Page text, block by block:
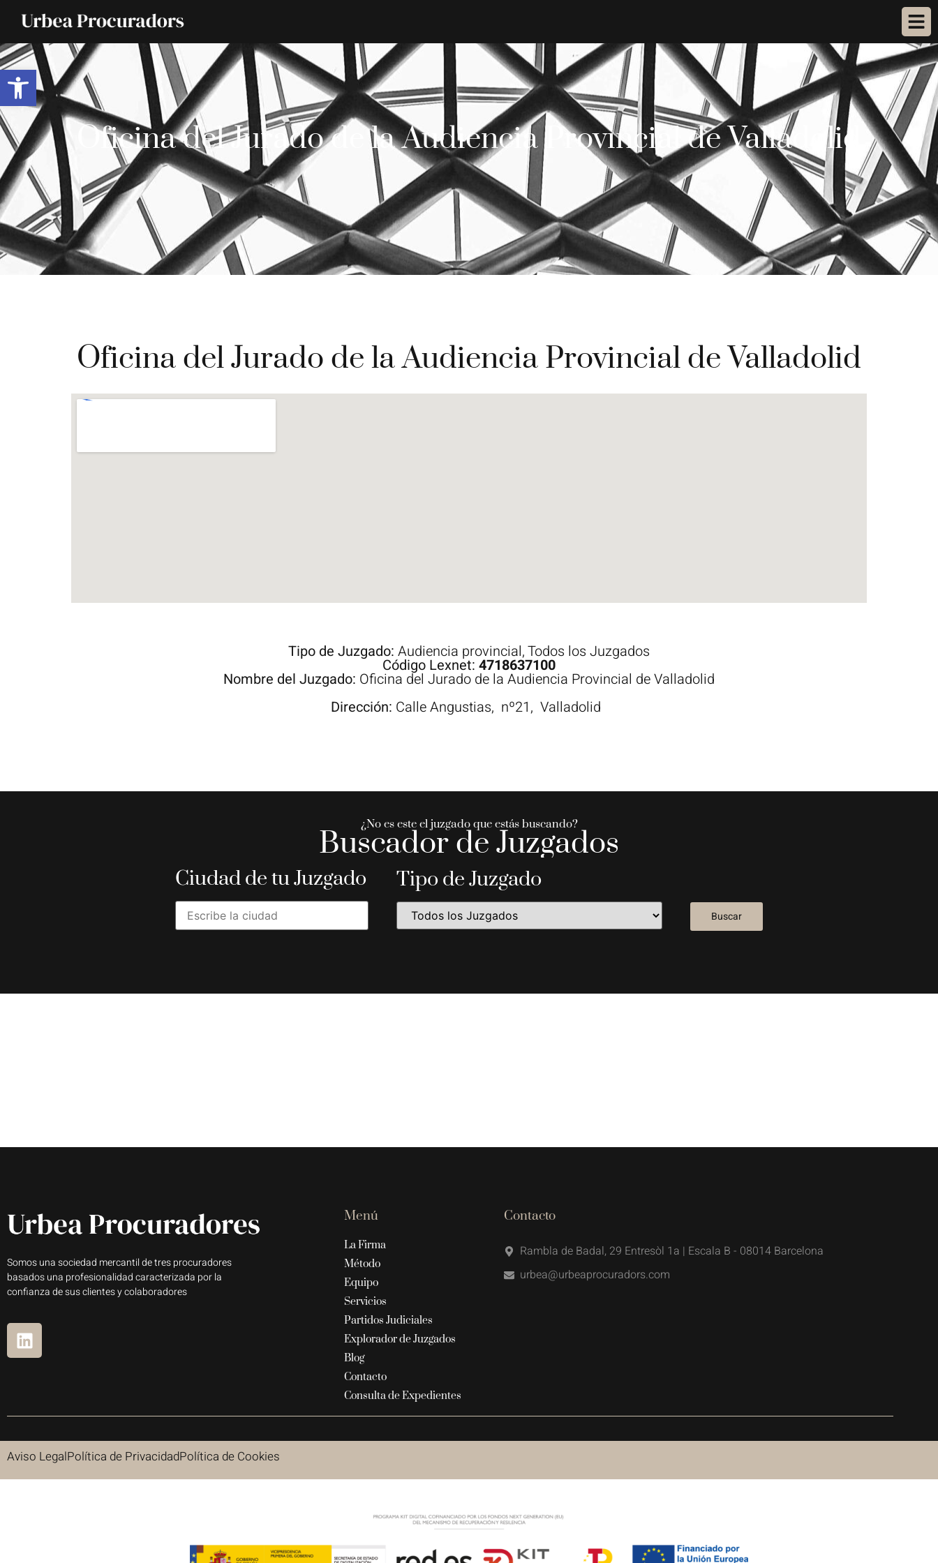
Abrir barra de herramientas
Oficina del Jurado de la Audiencia Provincial de Valladolid
Oficina del Jurado de la Audiencia Provincial de Valladolid
Tipo de Juzgado: Audiencia provincial,Todos los Juzgados
Código Lexnet: 4718637100
Nombre del Juzgado: Oficina del Jurado de la Audiencia Provincial de Valladolid
Dirección: CalleAngustias, nº21, Valladolid
¿No es este el juzgado que estás buscando?
Buscador de Juzgados
Ciudad de tu Juzgado Tipo de Juzgado
Somos una sociedad mercantil de tres procuradores
basados una profesionalidad caracterizada por la
confianza de sus clientes y colaboradores
Menú
La Firma
Método
Equipo
Servicios
Partidos Judiciales
Explorador de Juzgados
Blog
Contacto
Consulta de Expedientes
Contacto
Rambla de Badal, 29 Entresòl 1a | Escala B - 08014 Barcelona
urbea@urbeaprocuradors.com
Aviso LegalPolítica de PrivacidadPolítica de Cookies